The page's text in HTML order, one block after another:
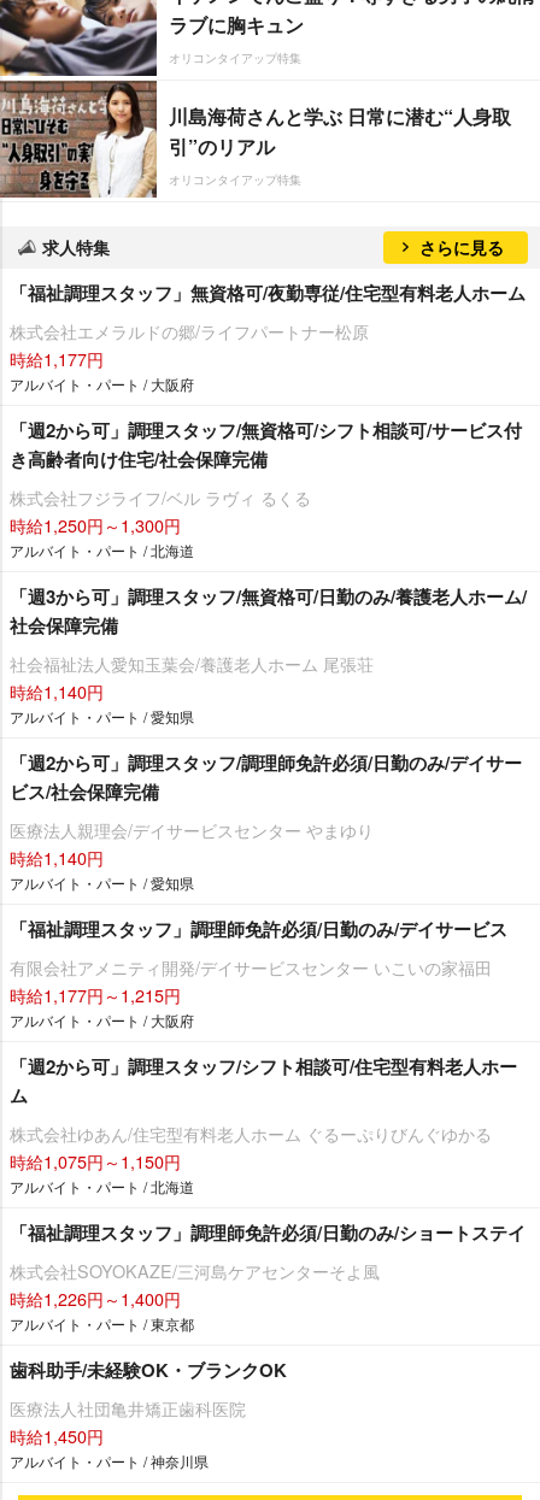
ラブに胸キュン
オリコンタイアップ特集
川島海荷さんと学ぶ 日常に潜む“人身取
引”のリアル
オリコンタイアップ特集
求人特集 さらに見る
「福祉調理スタッフ」無資格可/夜勤専従/住宅型有料老人ホーム
株式会社エメラルドの郷/ライフパートナー松原
時給1,177円
アルバイト・パート / 大阪府
「週2から可」調理スタッフ/無資格可/シフト相談可/サービス付
き高齢者向け住宅/社会保障完備
株式会社フジライフ/ベル ラヴィ るくる
時給1,250円～1,300円
アルバイト・パート / 北海道
「週3から可」調理スタッフ/無資格可/日勤のみ/養護老人ホーム/
社会保障完備
社会福祉法人愛知玉葉会/養護老人ホーム 尾張荘
時給1,140円
アルバイト・パート / 愛知県
「週2から可」調理スタッフ/調理師免許必須/日勤のみ/デイサー
ビス/社会保障完備
医療法人親理会/デイサービスセンター やまゆり
時給1,140円
アルバイト・パート / 愛知県
「福祉調理スタッフ」調理師免許必須/日勤のみ/デイサービス
有限会社アメニティ開発/デイサービスセンター いこいの家福田
時給1,177円～1,215円
アルバイト・パート / 大阪府
「週2から可」調理スタッフ/シフト相談可/住宅型有料老人ホー
ム
株式会社ゆあん/住宅型有料老人ホーム ぐるーぷりびんぐゆかる
時給1,075円～1,150円
アルバイト・パート / 北海道
「福祉調理スタッフ」調理師免許必須/日勤のみ/ショートステイ
株式会社SOYOKAZE/三河島ケアセンターそよ風
時給1,226円～1,400円
アルバイト・パート / 東京都
歯科助手/未経験OK・ブランクOK
医療法人社団亀井矯正歯科医院
時給1,450円
アルバイト・パート / 神奈川県